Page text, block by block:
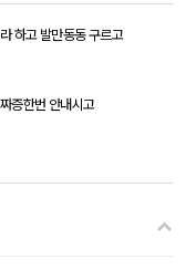
하고 발만동동 구르고
증한번 안내시고